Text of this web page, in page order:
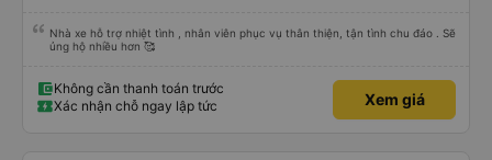
Nhà xe hỗ trợ nhiệt tình , nhân viên phục vụ thân thiện, tận tình chu đáo . Sẽ
ủng hộ nhiều hơn 🥰
Không cần thanh toán trước
Xác nhận chỗ ngay lập tức
Xem giá